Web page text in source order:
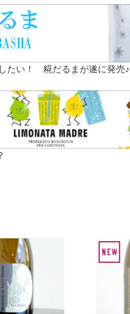
たい！ 糀だるまが遂に発売♪